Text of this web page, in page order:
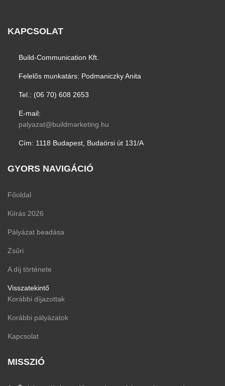
KAPCSOLAT
Build-Communication Kft.
Felelős munkatárs: Podmaniczky Anita
Tel.: ­(06 70) 608 2653
E-mail:
palyazat@buildmarketing.hu
Cím: 1118 Budapest, Budaörsi út 131/A
GYORS NAVIGÁCIÓ
Főoldal
Kiírás 2026
Pályázat beadása
Zsűri
A díj története
Visszatekintő
Korábbi díjazottak
Korábbi pályázatok
Kapcsolat
MISSZIÓ